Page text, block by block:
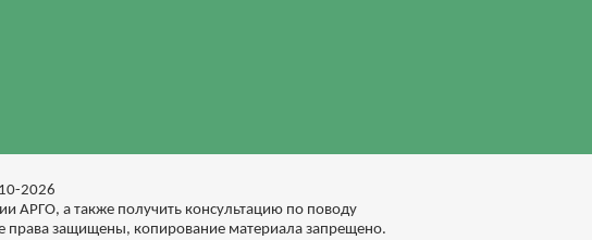
2026
АРГО, а также получить консультацию по поводу
права защищены, копирование материала запрещено.